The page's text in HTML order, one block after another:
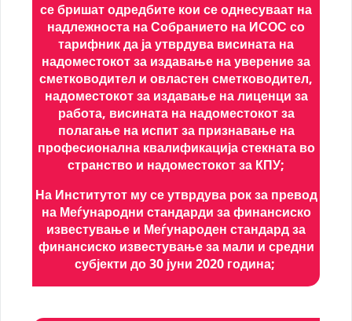
се бришат одредбите кои се однесуваат на
надлежноста на Собранието на ИСОС со
тарифник да ја утврдува висината на
надоместокот за издавање на уверение за
сметководител и овластен сметководител,
надоместокот за издавање на лиценци за
работа, висината на надоместокот за
полагање на испит за признавање на
професионална квалификација стекната во
странство и надоместокот за КПУ;
На Институтот му се утврдува рок за превод
на Меѓународни стандарди за финансиско
известување и Меѓународен стандард за
финансиско известување за мали и средни
субјекти до 30 јуни 2020 година;